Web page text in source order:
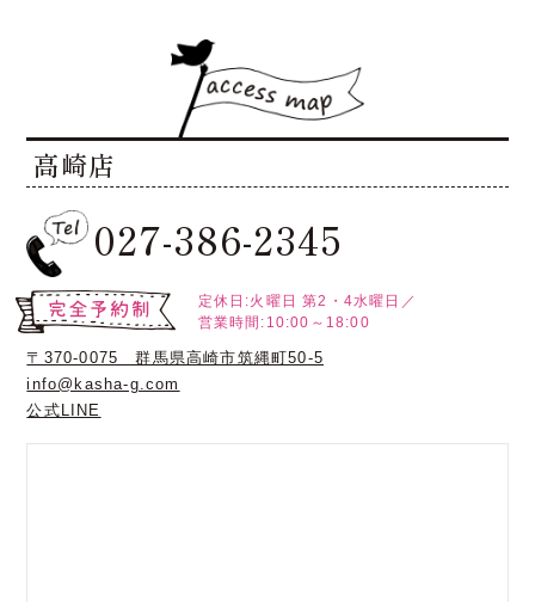
高崎店
027-386-2345
定休日:火曜日 第2・4水曜日／
営業時間:10:00～18:00
〒370-0075 群馬県高崎市筑縄町50-5
info@kasha-g.com
公式LINE